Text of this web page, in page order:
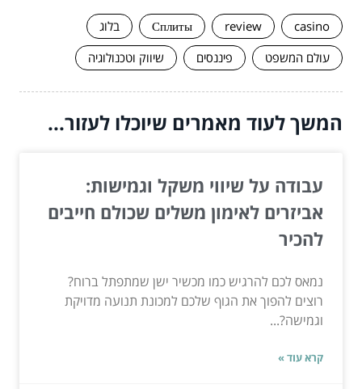
casino
review
Сплиты
בלוג
עולם המשפט
פיננסים שיווק וטכנולוגיה
המשך לעוד מאמרים שיוכלו לעזור...
עבודה על שיווי משקל וגמישות:
אביזרים לאימון משלים שכולם חייבים
להכיר
נמאס לכם להרגיש כמו מכשיר ישן שמתפתל ברוח?
רוצים להפוך את הגוף שלכם למכונת תנועה מדויקת
וגמישה?...
קרא עוד »